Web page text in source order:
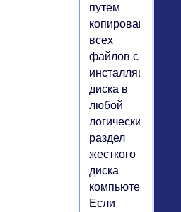
путем
копирования
всех
файлов с
диска в
любой
логический
раздел
жесткого
диска
компьютера.
Если